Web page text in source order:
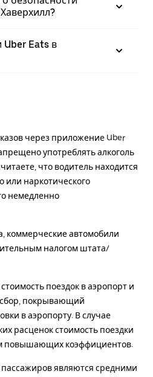
Uber Eats в
через приложение Uber
употреблять алкоголь
что водитель находится
или наркотического
немедленно
коммерческие автомобили
налогом штата/
поездок в аэропорт и
покрывающий
в аэропорту. В случае
расценок стоимость поездки
повышающих коэффициентов.
являются средними